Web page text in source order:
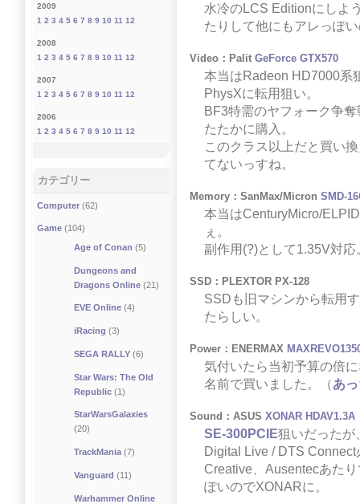
水冷のLCS Editionにしよ
たりして他にもアレっぽ
Video：Palit GeForce GTX570
本当はRadeon HD7000系
PhysXに転用狙い。
BF3特需のヤフォーク争
たたかに購入。
このクラス以上だと買い
てないっすね。
Memory：SanMax/Micron SMD-
本当はCenturyMicro/
ぇ。
副作用(?)として1.35V対応
SSD：PLEXTOR PX-128
SSDも旧マシンから転用
たらしい。
Power：ENERMAX
気付いたら当初予算の倍
名前で買いました。（あ
Sound：ASUS XONAR HDAV1.3A
SE-300PCIE狙いだったが
Digital Live / DTS
Creative、Ausentecあた
ぽいのでXONARに。
2009
1 2 3 4 5 6 7 8 9 10 11 12
2008
1 2 3 4 5 6 7 8 9 10 11 12
2007
1 2 3 4 5 6 7 8 9 10 11 12
2006
1 2 3 4 5 6 7 8 9 10 11 12
カテゴリー
Computer (62)
Game (104)
Age of Conan (5)
Dungeons and
Dragons Online(21)
EVE Online(4)
iRacing (3)
SEGA RALLY(6)
Star Wars: The Old
Republic(1)
StarWarsGalaxies
(20)
TrackMania(7)
Vanguard (11)
Warhammer Online